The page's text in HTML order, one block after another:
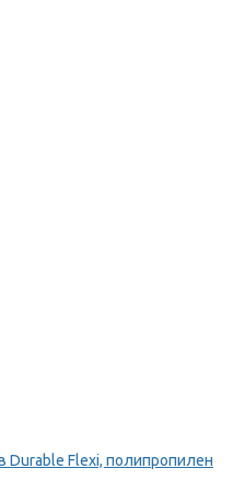
Flexi, полипропилен